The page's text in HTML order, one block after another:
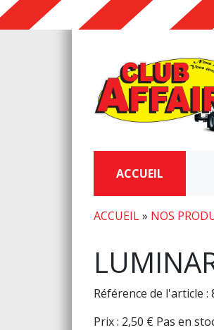
ACCUEIL
ACCUEIL» NOS
Référence de l'article :
Prix : 2,50 € Pas en